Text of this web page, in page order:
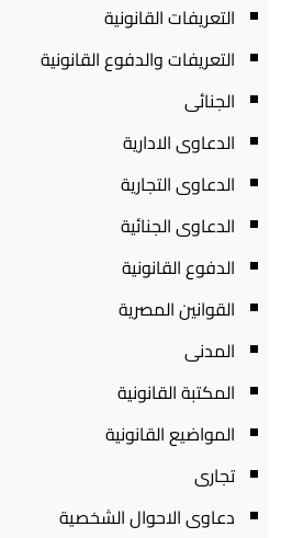
التعريفات القانونية
التعريفات والدفوع القانونية
الجنائى
الدعاوى الادارية
الدعاوى التجارية
الدعاوى الجنائية
الدفوع القانونية
القوانين المصرية
المدنى
المكتبة القانونية
المواضيع القانونية
تجارى
دعاوى الاحوال الشخصية